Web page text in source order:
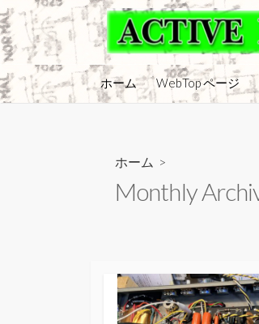
コ
ン
テ
ン
ツ
ホーム WebTop ページ
ホーム >
Monthly